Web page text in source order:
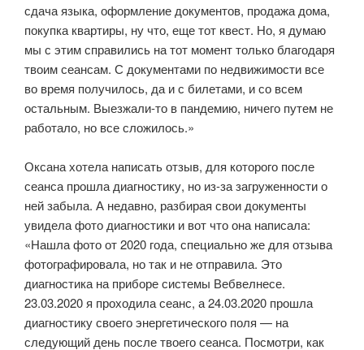
сдача языка, оформление документов, продажа дома,
покупка квартиры, ну что, еще тот квест. Но, я думаю
мы с этим справились на тот момент только благодаря
твоим сеансам. С документами по недвижимости все
во время получилось, да и с билетами, и со всем
остальным. Выезжали-то в пандемию, ничего путем не
работало, но все сложилось.»
Оксана хотела написать отзыв, для которого после
сеанса прошла диагностику, но из-за загруженности о
ней забыла. А недавно, разбирая свои документы
увидела фото диагностики и вот что она написала:
«Нашла фото от 2020 года, специально же для отзыва
фотографировала, но так и не отправила. Это
диагностика на приборе системы Вебвелнесе.
23.03.2020 я проходила сеанс, а 24.03.2020 прошла
диагностику своего энергетического поля — на
следующий день после твоего сеанса. Посмотри, как